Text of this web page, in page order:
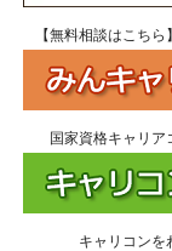
【無料相談はこち
国家資格キャリア
キャリコンを